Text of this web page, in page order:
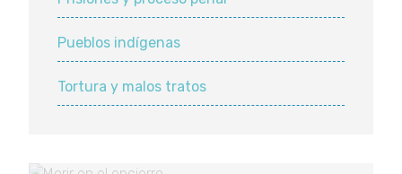
Pueblos indígenas
Tortura y malos tratos